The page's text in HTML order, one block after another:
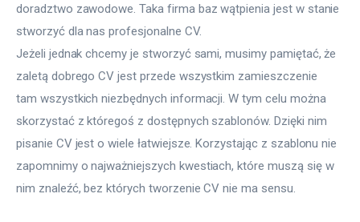
doradztwo zawodowe. Taka firma baz wątpienia jest w stanie
stworzyć dla nas profesjonalne CV.
Jeżeli jednak chcemy je stworzyć sami, musimy pamiętać, że
zaletą dobrego CV jest przede wszystkim zamieszczenie
tam wszystkich niezbędnych informacji. W tym celu można
skorzystać z któregoś z dostępnych szablonów. Dzięki nim
pisanie CV jest o wiele łatwiejsze. Korzystając z szablonu nie
zapomnimy o najważniejszych kwestiach, które muszą się w
nim znaleźć, bez których tworzenie CV nie ma sensu.